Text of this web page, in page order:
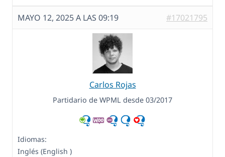
MAYO 12, 2025 A LAS 09:19 #17021795
Carlos Rojas
Partidario de WPML desde 03/2017
Idiomas:
Inglés (English )